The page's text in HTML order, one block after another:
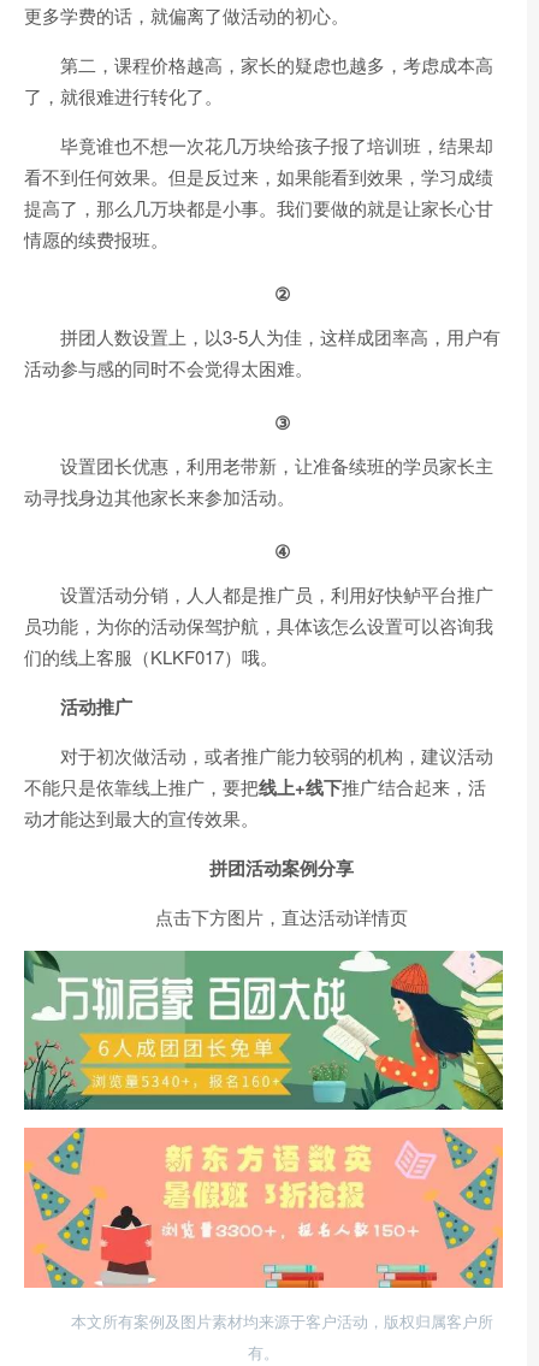
更多学费的话，就偏离了做活动的初心。
第二，课程价格越高，家长的疑虑也越多，考虑成本高
了，就很难进行转化了。
毕竟谁也不想一次花几万块给孩子报了培训班，结果却
看不到任何效果。但是反过来，如果能看到效果，学习成绩
提高了，那么几万块都是小事。我们要做的就是让家长心甘
情愿的续费报班。
②
拼团人数设置上，以3-5人为佳，这样成团率高，用户有
活动参与感的同时不会觉得太困难。
③
设置团长优惠，利用老带新，让准备续班的学员家长主
动寻找身边其他家长来参加活动。
④
设置活动分销，人人都是推广员，利用好快鲈平台推广
员功能，为你的活动保驾护航，具体该怎么设置可以咨询我
们的线上客服（KLKF017）哦。
活动推广
对于初次做活动，或者推广能力较弱的机构，建议活动
不能只是依靠线上推广，要把线上+线下推广结合起来，活
动才能达到最大的宣传效果。
拼团活动案例分享
点击下方图片，直达活动详情页
本文所有案例及图片素材均来源于客户活动，版权归属客户所
有。